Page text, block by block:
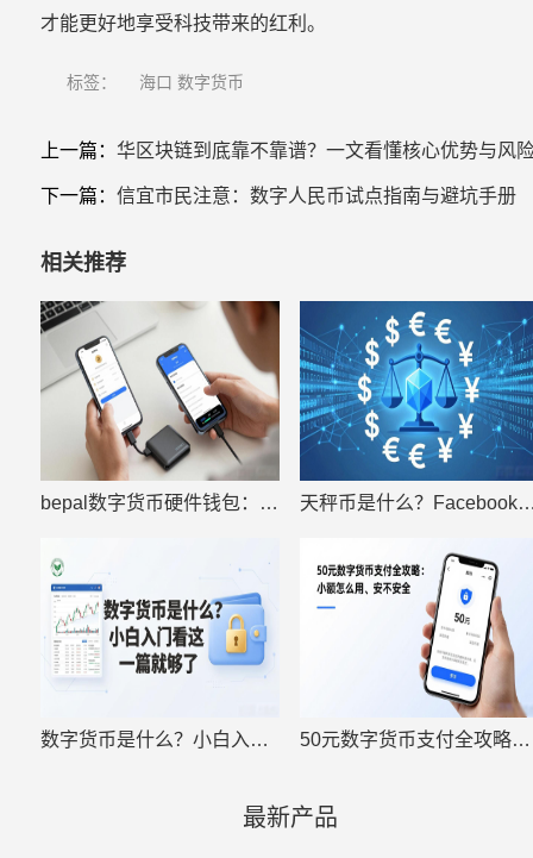
才能更好地享受科技带来的红利。
标签： 海口 数字货币
上一篇： 华区块链到底靠不靠谱？一文看懂核心优势与风
下一篇： 信宜市民注意：数字人民币试点指南与避坑手册
相关推荐
bepal数字货币硬件钱包：冷钱包选购与使用指南 天秤币是什么？Facebook的
数字货币是什么？小白入门看这一篇就够了 50元数字货币支付全攻略：小额怎么用、安不安全
最新产品